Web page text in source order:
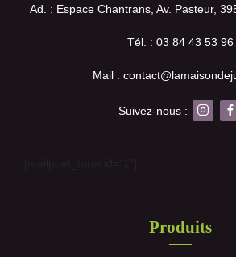
Ad. : Espace Chantrans, Av. Pasteur,
Tél. : 03 84 43 53 96
Mail :
Suivez-nous :
Produits